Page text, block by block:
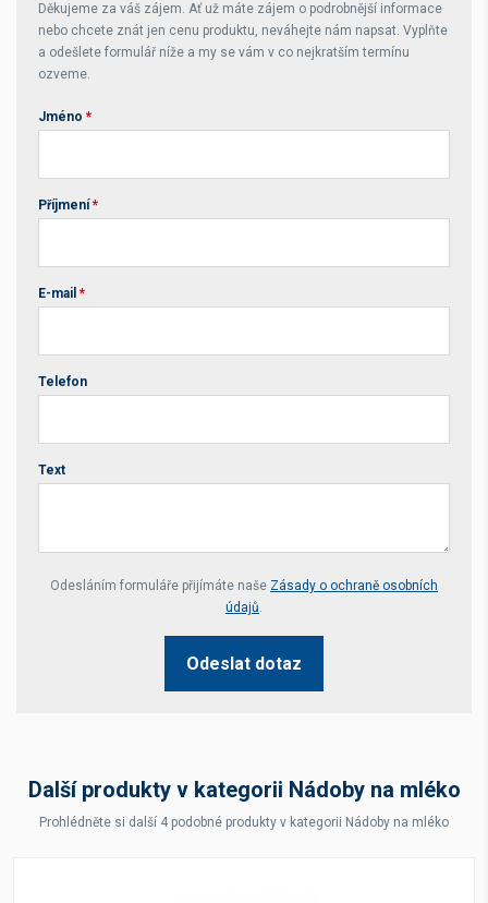
Děkujeme za váš zájem. Ať už máte zájem o podrobnější informace
nebo chcete znát jen cenu produktu, neváhejte nám napsat. Vyplňte
a odešlete formulář níže a my se vám v co nejkratším termínu
ozveme.
Jméno *
Příjmení *
E-mail *
Telefon
Text
Your website *
Odesláním formuláře přijímáte naše Zásady o ochraně osobních
údajů.
Odeslat dotaz
Další produkty v kategorii Nádoby na mléko
Prohlédněte si další 4 podobné produkty v kategorii Nádoby na mléko